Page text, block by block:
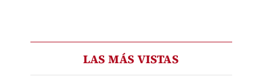
LAS MÁS VISTAS